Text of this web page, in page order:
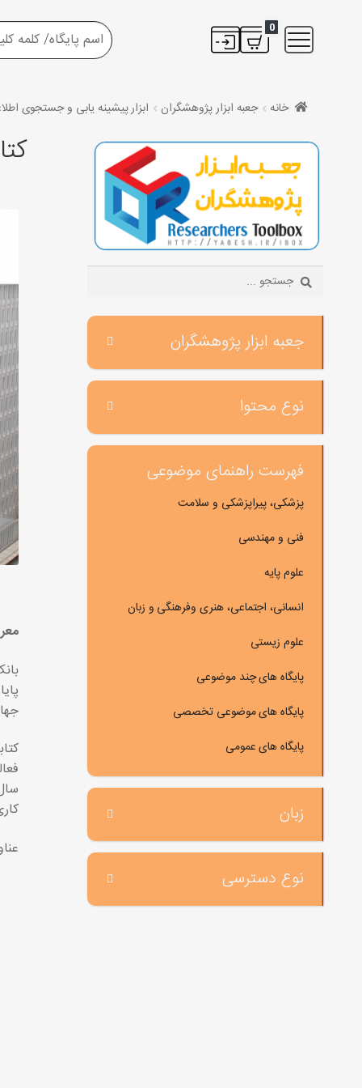
0
خانه جعبه ابزار پژوهشگران ابزار پیشینه یابی و جستجوی
Search:
جعبه ابزار پژوهشگران
نوع محتوا
فهرست راهنمای موضوعی
پزشکی، پیراپزشکی و سلامت
فنی و مهندسی
علوم پایه
انسانی، اجتماعی، هنری وفرهنگی و زبان
علوم زیستی
پایگاه های چند موضوعی
پایگاه های موضوعی تخصصی
پایگاه های عمومی
زبان
نوع دسترسی